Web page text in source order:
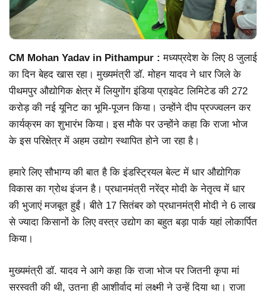
CM Mohan Yadav in Pithampur : मध्यप्रदेश के लिए 8 जुलाई
का दिन बेहद खास रहा। मुख्यमंत्री डॉ. मोहन यादव ने धार जिले के
पीथमपुर औद्योगिक क्षेत्र में लियुगोंग इंडिया प्राइवेट लिमिटेड की 272
करोड़ की नई यूनिट का भूमि-पूजन किया। उन्होंने दीप प्रज्ज्वलन कर
कार्यक्रम का शुभारंभ किया। इस मौके पर उन्होंने कहा कि राजा भोज
के इस परिक्षेत्र में अहम उद्योग स्थापित होने जा रहा है।
हमारे लिए सौभाग्य की बात है कि इंडस्ट्रियल बेल्ट में धार औद्योगिक
विकास का ग्रोथ इंजन है। प्रधानमंत्री नरेंद्र मोदी के नेतृत्व में धार
की भुजाएं मजबूत हुईं। बीते 17 सितंबर को प्रधानमंत्री मोदी ने 6 लाख
से ज्यादा किसानों के लिए वस्त्र उद्योग का बहुत बड़ा पार्क यहां लोकार्पित
किया।
मुख्यमंत्री डॉ. यादव ने आगे कहा कि राजा भोज पर जितनी कृपा मां
सरस्वती की थी, उतना ही आशीर्वाद मां लक्ष्मी ने उन्हें दिया था। राजा